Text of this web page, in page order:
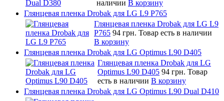
наличии В корзину
Глянцевая пленка Drobak для LG L9 P765
Глянцевая пленка Drobak для LG L9
P765 94 грн. Товар есть в наличии
В корзину
Глянцевая пленка Drobak для LG Optimus L90 D405
Глянцевая пленка Drobak для LG
Optimus L90 D405 94 грн. Товар
есть в наличии В корзину
Глянцевая пленка Drobak для LG Optimus L90 Dual D410